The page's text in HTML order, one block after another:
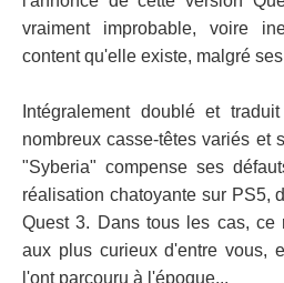
vraiment improbable, voire
content qu'elle existe, malgré
Intégralement doublé et
nombreux casse-têtes variés et
"Syberia" compense ses
réalisation chatoyante sur PS5,
Quest 3. Dans tous les cas, ce
aux plus curieux d'entre vous,
l'ont parcouru à l'époque...